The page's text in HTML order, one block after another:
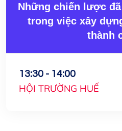
Những chiến lược
trong việc xây
thành
13:30 - 14:00
HỘI TRƯỜNG HUẾ